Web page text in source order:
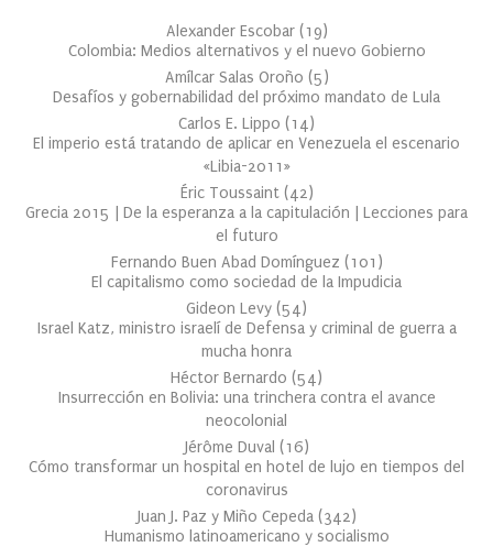
Alexander Escobar (19)
Colombia: Medios alternativos y el nuevo Gobierno
Amílcar Salas Oroño (5)
Desafíos y gobernabilidad del próximo mandato de Lula
Carlos E. Lippo (14)
El imperio está tratando de aplicar en Venezuela el escenario
«Libia-2011»
Éric Toussaint (42)
Grecia 2015 | De la esperanza a la capitulación | Lecciones para
el futuro
Fernando Buen Abad Domínguez (101 )
El capitalismo como sociedad de la Impudicia
Gideon Levy (54)
Israel Katz, ministro israelí de Defensa y criminal de guerra a
mucha honra
Héctor Bernardo (54)
Insurrección en Bolivia: una trinchera contra el avance
neocolonial
Jérôme Duval (16)
Cómo transformar un hospital en hotel de lujo en tiempos del
coronavirus
Juan J. Paz y Miño Cepeda (342)
Humanismo latinoamericano y socialismo